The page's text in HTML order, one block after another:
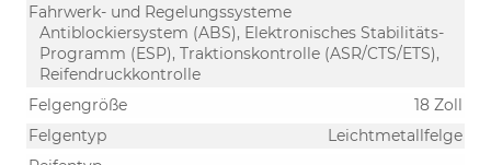
Fahrwerk- und Regelungssysteme
Antiblockiersystem (ABS), Elektronisches Stabilitäts-
Programm (ESP), Traktionskontrolle (ASR/CTS/ETS),
Reifendruckkontrolle
Felgengröße
18 Zoll
Felgentyp
Leichtmetallfelge